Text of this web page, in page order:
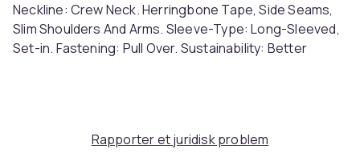
Neckline: Crew Neck. Herringbone Tape, Side Seams,
Slim Shoulders And Arms. Sleeve-Type: Long-Sleeved,
Set-in. Fastening: Pull Over. Sustainability: Better
Rapporter et juridisk problem